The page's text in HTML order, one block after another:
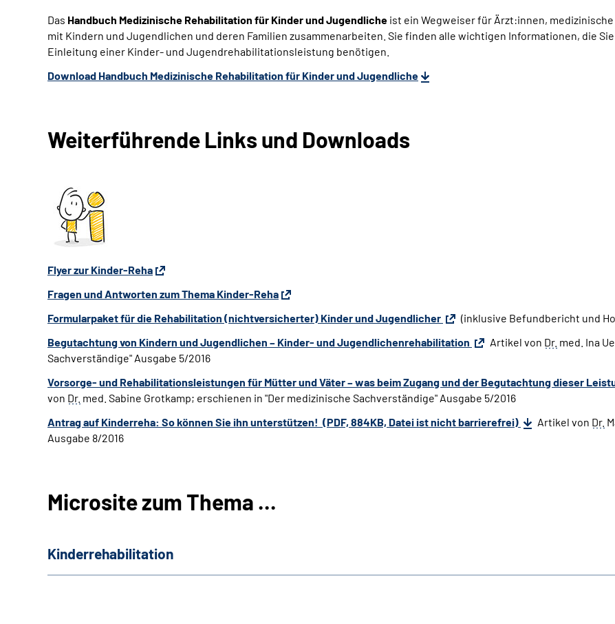
Das Handbuch Medizinische Rehabilitation für Kinder und Jugendliche ist ein Wegweiser für Ärzt:innen,
mit Kindern und Jugendlichen und deren Familien zusammenarbeiten. Sie finden alle wichtigen Informationen, die
Einleitung einer Kinder- und Jugendrehabilitationsleistung benötigen.
Download Handbuch Medizinische Rehabilitation für Kinder und Jugendliche
Weiterführende Links und Downloads
Flyer zur Kinder-Reha
Fragen und Antworten zum Thema Kinder-Reha
Formularpaket für die Rehabilitation (nichtversicherter) Kinder und Jugendlicher
(inklusive Befundbericht und
Begutachtung von Kindern und Jugendlichen – Kinder- und Jugendlichenrehabilitation
Artikel von Dr. med. Ina
Sachverständige" Ausgabe 5/2016
Vorsorge- und Rehabilitationsleistungen für Mütter und Väter – was beim Zugang und der Begutachtung dieser
von Dr. med. Sabine Grotkamp; erschienen in "Der medizinische Sachverständige" Ausgabe 5/2016
Antrag auf Kinderreha: So können Sie ihn unterstützen! (PDF, 884KB, Datei ist nicht barrierefrei)
Artikel von Dr.
Ausgabe 8/2016
Microsite zum Thema ...
Kinderrehabilitation